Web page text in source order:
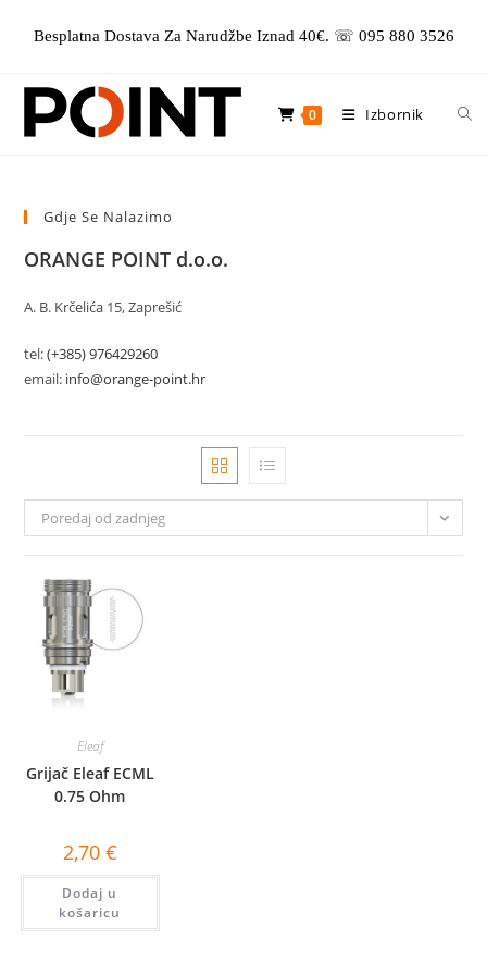
Besplatna Dostava Za Narudžbe Iznad 40€. ☏ 095 880 3526
0 Izbornik
Gdje Se Nalazimo
ORANGE POINT d.o.o.
A. B. Krčelića 15, Zaprešić
tel:(+385) 976429260
email: info@orange-point.hr
Poredaj od zadnjeg
Eleaf
Grijač Eleaf ECML
0.75 Ohm
2,70 €
Dodaj u
košaricu